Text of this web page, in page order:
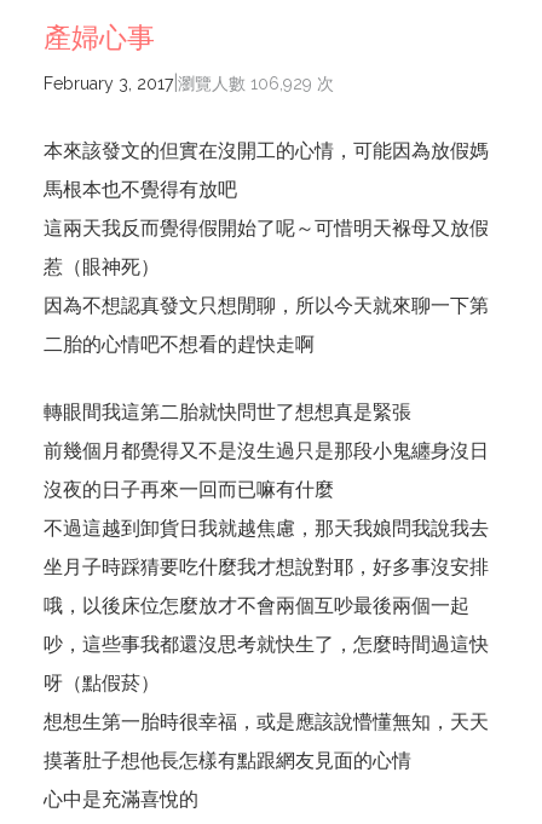
產婦心事
February 3, 2017|瀏覽人數 106,929 次
本來該發文的但實在沒開工的心情，可能因為放假媽
馬根本也不覺得有放吧
這兩天我反而覺得假開始了呢～可惜明天褓母又放假
惹（眼神死）
因為不想認真發文只想閒聊，所以今天就來聊一下第
二胎的心情吧不想看的趕快走啊
轉眼間我這第二胎就快問世了想想真是緊張
前幾個月都覺得又不是沒生過只是那段小鬼纏身沒日
沒夜的日子再來一回而已嘛有什麼
不過這越到卸貨日我就越焦慮，那天我娘問我說我去
坐月子時踩猜要吃什麼我才想說對耶，好多事沒安排
哦，以後床位怎麼放才不會兩個互吵最後兩個一起
吵，這些事我都還沒思考就快生了，怎麼時間過這快
呀（點假菸）
想想生第一胎時很幸福，或是應該說懵懂無知，天天
摸著肚子想他長怎樣有點跟網友見面的心情
心中是充滿喜悅的